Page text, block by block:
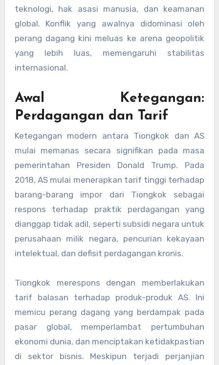
teknologi, hak asasi manusia, dan keamanan
global. Konflik yang awalnya didominasi oleh
perang dagang kini meluas ke arena geopolitik
yang lebih luas, memengaruhi stabilitas
internasional.
Awal Ketegangan:
Perdagangan dan Tarif
Ketegangan modern antara Tiongkok dan AS
mulai memanas secara signifikan pada masa
pemerintahan Presiden Donald Trump. Pada
2018, AS mulai menerapkan tarif tinggi terhadap
barang-barang impor dari Tiongkok sebagai
respons terhadap praktik perdagangan yang
dianggap tidak adil, seperti subsidi negara untuk
perusahaan milik negara, pencurian kekayaan
intelektual, dan defisit perdagangan kronis.
Tiongkok merespons dengan memberlakukan
tarif balasan terhadap produk-produk AS. Ini
memicu perang dagang yang berdampak pada
pasar global, memperlambat pertumbuhan
ekonomi dunia, dan menciptakan ketidakpastian
di sektor bisnis. Meskipun terjadi perjanjian